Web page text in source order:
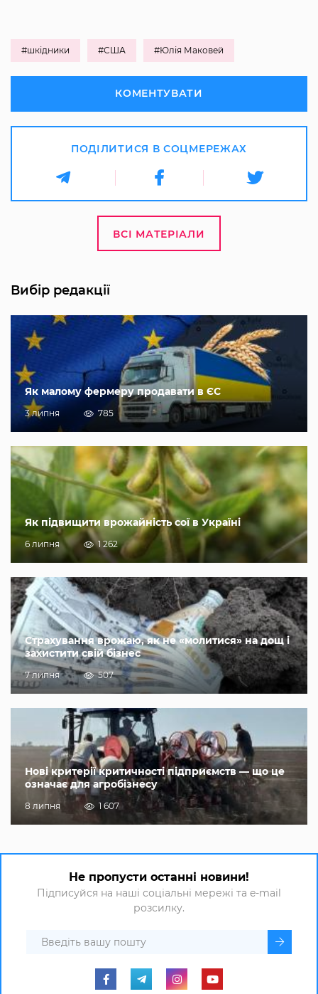
#шкідники #США #Юлія Маковей
КОМЕНТУВАТИ
ПОДІЛИТИСЯ В СОЦМЕРЕЖАХ
ВСІ МАТЕРІАЛИ
Вибір редакції
Як малому фермеру продавати в ЄС
3 липня 785
Як підвищити врожайність сої в Україні
6 липня 1 262
Страхування врожаю, як не «молитися» на дощ і
захистити свій бізнес
7 липня 507
Нові критерії критичності підприємств — що це
означає для агробізнесу
8 липня 1 607
Не пропусти останні новини!
Підписуйся на наші соціальні мережі та e-mail
розсилку.